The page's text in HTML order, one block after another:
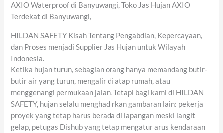
AXIO Waterproof di Banyuwangi, Toko Jas Hujan AXIO
Terdekat di Banyuwangi,
HILDAN SAFETY Kisah Tentang Pengabdian, Kepercayaan,
dan Proses menjadi Supplier Jas Hujan untuk Wilayah
Indonesia.
Ketika hujan turun, sebagian orang hanya memandang butir-
butir air yang turun, mengalir di atap rumah, atau
menggenangi permukaan jalan. Tetapi bagi kami di HILDAN
SAFETY, hujan selalu menghadirkan gambaran lain: pekerja
proyek yang tetap harus berada di lapangan meski langit
gelap, petugas Dishub yang tetap mengatur arus kendaraan